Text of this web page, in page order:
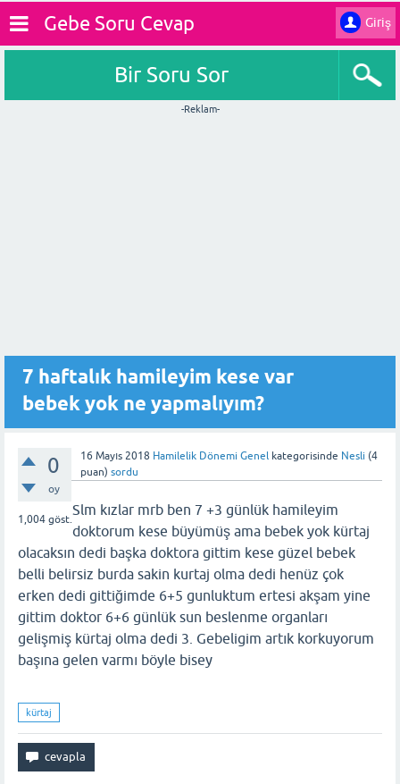
Giriş
Gebe Soru Cevap
Bir Soru Sor
-Reklam-
7 haftalık hamileyim kese var
bebek yok ne yapmalıyım?
0
oy
1,004 göst.
16 Mayıs 2018 Hamilelik Dönemi Genel kategorisinde Nesli (4
puan) sordu
Slm kızlar mrb ben 7 +3 günlük hamileyim
doktorum kese büyümüş ama bebek yok kürtaj
olacaksın dedi başka doktora gittim kese güzel bebek
belli belirsiz burda sakin kurtaj olma dedi henüz çok
erken dedi gittiğimde 6+5 gunluktum ertesi akşam yine
gittim doktor 6+6 günlük sun beslenme organları
gelişmiş kürtaj olma dedi 3. Gebeligim artık korkuyorum
başına gelen varmı böyle bisey
kürtaj